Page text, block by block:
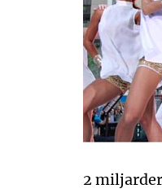
2